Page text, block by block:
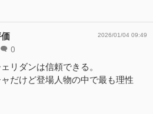
0
2026/01/04 09:49
リダンは信頼できる。
だけど登場人物の中で最も理性